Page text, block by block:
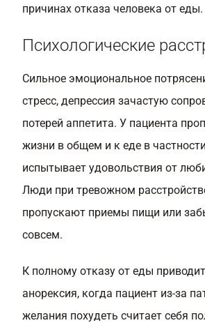
причинах отказа человека от еды.
Психологические
Сильное эмоциональное
стресс, депрессия зачастую
потерей аппетита. У пациента
жизни в общем и к еде в
испытывает удовольствия от
Люди при тревожном
пропускают приемы пищи или
совсем.
К полному отказу от еды
анорексия, когда пациент из-за
желания похудеть считает себя